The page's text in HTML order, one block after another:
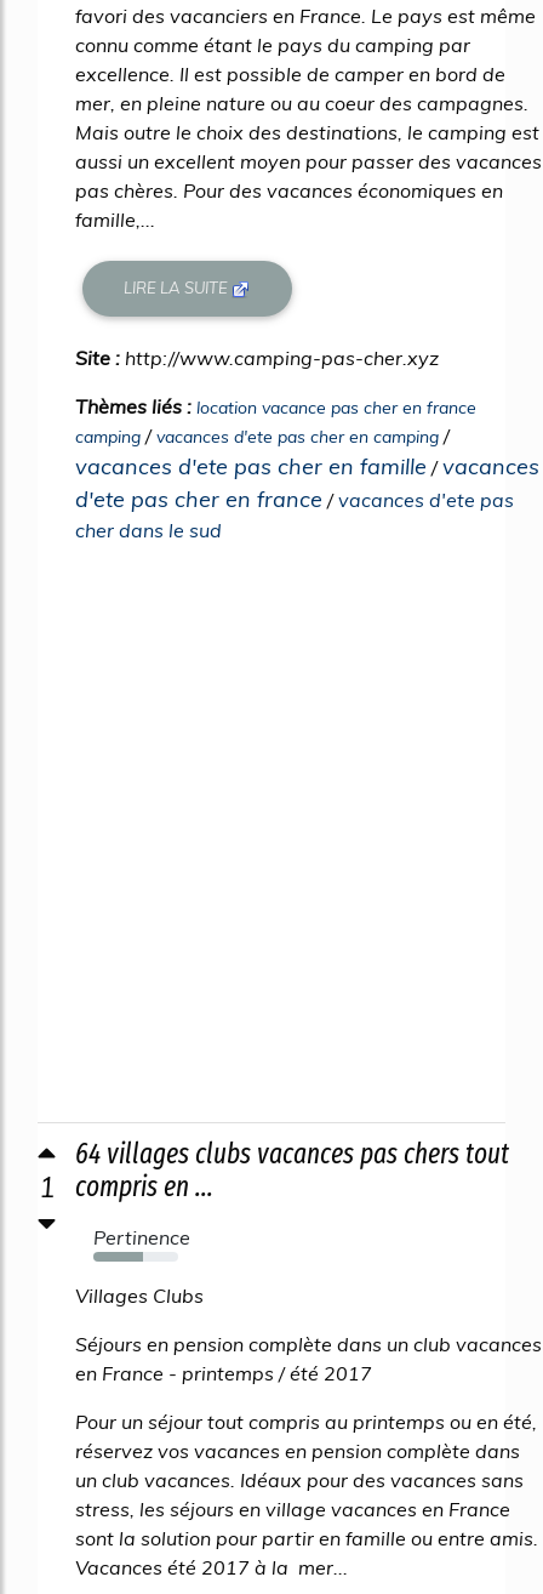
favori des vacanciers en France. Le pays est même
connu comme étant le pays du camping par
excellence. Il est possible de camper en bord de
mer, en pleine nature ou au coeur des campagnes.
Mais outre le choix des destinations, le camping est
aussi un excellent moyen pour passer des vacances
pas chères. Pour des vacances économiques en
famille,...
LIRE LA SUITE
Site : http://www.camping-pas-cher.xyz
Thèmes liés : location vacance pas cher en france
camping /vacances d'ete pas cher en camping /
vacances d'ete pas cher en famille /vacances
d'ete pas cher en france /vacances d'ete pas
cher dans le sud
1
64 villages clubs vacances pas chers tout
compris en ...
Pertinence
58%
Villages Clubs
Séjours en pension complète dans un club vacances
en France - printemps / été 2017
Pour un séjour tout compris au printemps ou en été,
réservez vos vacances en pension complète dans
un club vacances. Idéaux pour des vacances sans
stress, les séjours en village vacances en France
sont la solution pour partir en famille ou entre amis.
Vacances été 2017 à la mer...